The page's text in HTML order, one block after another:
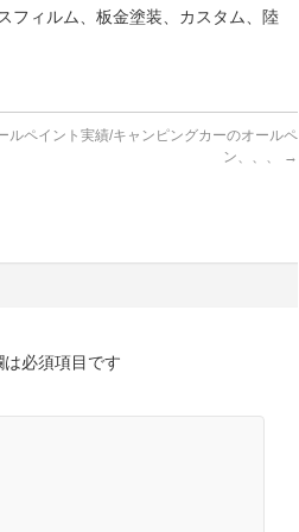
フィルム、板金塗装、カスタム、陸
ルペイント実績/キャンピングカーのオールペ
ン、、、
→
必須項目です